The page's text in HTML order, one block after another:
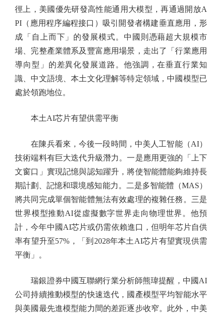
徑上，美國優先研發高性能通用大模型，再通過開放A
PI（應用程序編程接口）吸引開發者構建垂直應用，形
成「自上而下」的發展模式。中國則憑藉超大規模市
場、完整產業體系及豐富應用場景，走出了「行業應用
導向型」的差異化發展道路。他強調，在垂直行業知
識、中文語境、本土文化理解等特定領域，中國模型已
處於領跑地位。
本土AI芯片有望供需平衡
在陳兵看來，今後一段時間，中美人工智能（AI）
技術端料有巨大迭代升級潛力。一是應用更強的「上下
文窗口」實現記憶與認知躍升，將使智能體能夠維持長
期計劃、記憶和環境感知能力。二是多智能體（MAS）
將共同完成單個智能體無法有效處理的複雜任務。三是
世界模型推動AI從虛擬數字世界走向物理世界。他預
計，今年中國AI芯片或仍需依賴進口，但明年芯片自供
率有望升至57%，「到2028年本土AI芯片有望實現供需
平衡」。
瑞銀證券中國互聯網行業分析師熊瑋提醒，中國AI
公司持續推動模型的快速迭代，國產模型平均智能水平
與美國最先進模型能力間的差距逐步收窄。此外，中美